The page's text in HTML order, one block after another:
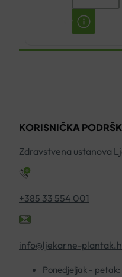
ALOE
VERA
ČISTI
KORISNIČKA
Zdravstvena ustanova
+385 33 554 001
info@ljekarne-
Ponedjeljak - petak: